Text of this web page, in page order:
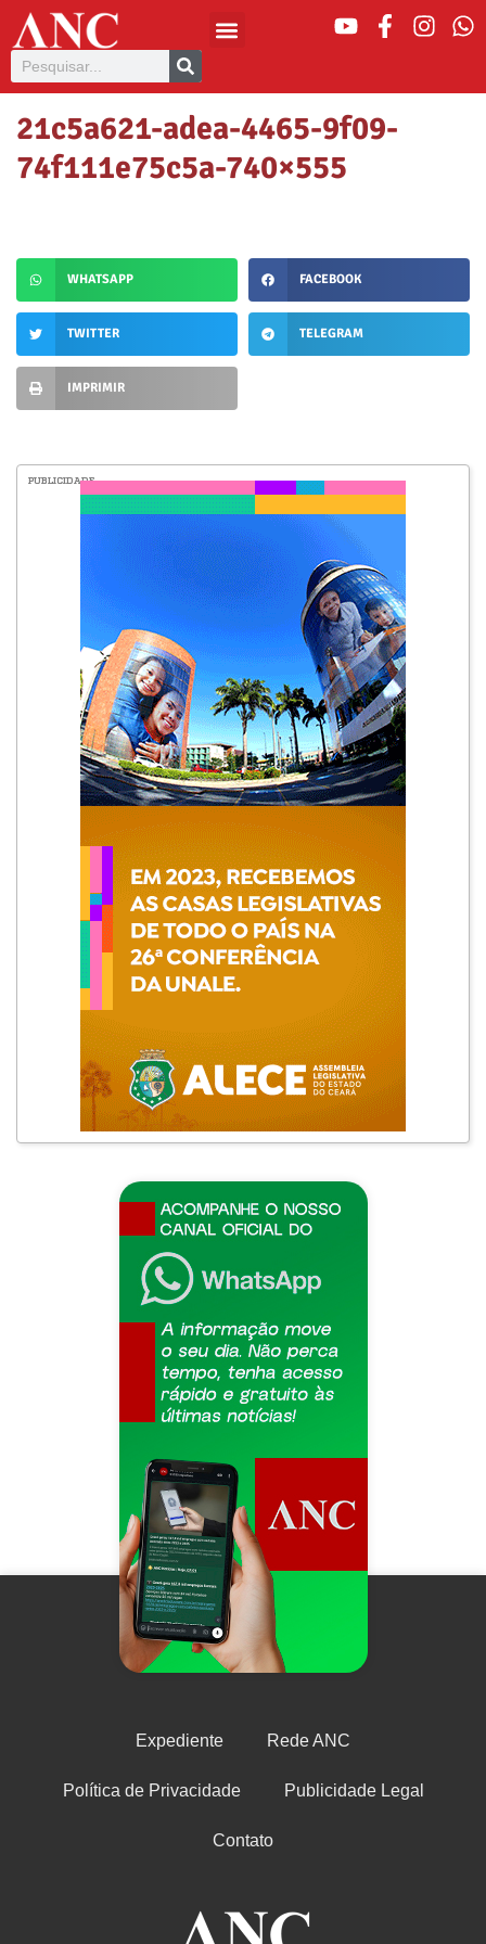
21c5a621-adea-4465-9f09-
74f111e75c5a-740×555
WHATSAPP FACEBOOK
TWITTER TELEGRAM
IMPRIMIR
PUBLICIDADE
Expediente Rede ANC
Política de Privacidade Publicidade Legal
Contato